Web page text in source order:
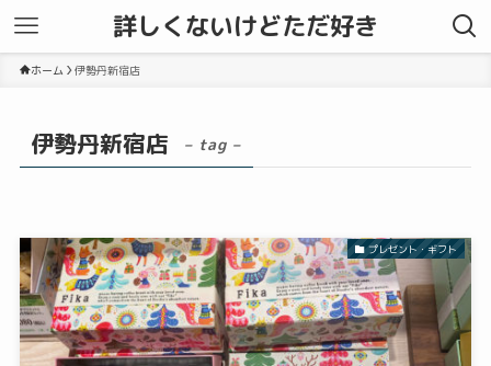
詳しくないけどただ好き
ホーム 伊勢丹新宿店
伊勢丹新宿店 – tag –
プレゼント・ギフト